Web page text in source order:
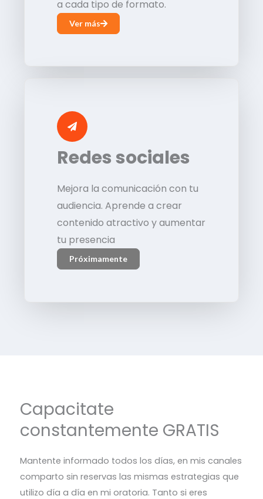
a cada tipo de formato.
Ver más
Redes sociales
Mejora la comunicación con tu
audiencia. Aprende a crear
contenido atractivo y aumentar
tu presencia
Próximamente
Capacitate
constantemente GRATIS
Mantente informado todos los días, en mis canales
comparto sin reservas las mismas estrategias que
utilizo día a día en mi oratoria. Tanto si eres